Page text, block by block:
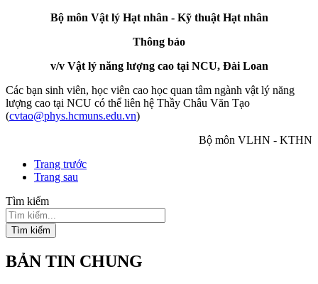
Bộ môn Vật lý Hạt nhân - Kỹ thuật Hạt nhân
Thông báo
v/v Vật lý năng lượng cao tại NCU, Đài Loan
Các bạn sinh viên, học viên cao học quan tâm ngành vật lý năng
lượng cao tại NCU có thể liên hệ Thầy Châu Văn Tạo
(cvtao@phys.hcmuns.edu.vn)
Bộ môn VLHN - KTHN
Trang trước
Trang sau
Tìm kiếm
Tìm kiếm
BẢN TIN CHUNG